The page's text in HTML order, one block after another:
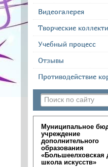
Видеогалерея
Творческие
Учебный процесс
Отзывы
Противодействие
Муниципальное
учреждение
дополнительного
образования
«Большеелховская
школа искусств»